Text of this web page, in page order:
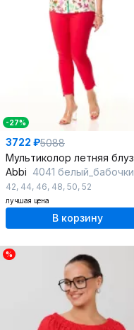
-27%
3722 ₽5088
Abbi 4041 белый_бабочки
42, 44, 46, 48, 50, 52
лучшая цена
В корзину
%